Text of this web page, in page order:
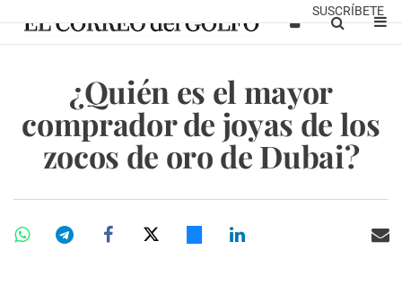
SUSCRÍBETE
¿Quién es el mayor
comprador de joyas de los
zocos de oro de Dubai?